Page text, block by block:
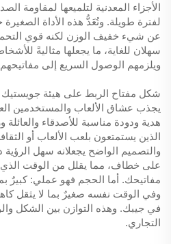
الأجزاء المعدنية لتلميعها لمقاومة
لفترة طويلة. وتُعَدُّ هذه الأداة
عن شيء خفيف الوزن لكنه قوي
سهلان للغاية، ما يجعلها مثاليةً
ويلزمهم الوصول السريع إلى
شكل مفتاح الربط على هيئة
يجذب عشاق الألعاب والمستخدمين
هدية ودودة مناسبة للأصدقاء والعائلة
الذين يستمتعون بلعب الألعاب أو
والتصميم الواضح يجعلانه سهل الرؤية
على خطاف، مما يقلل من الوقت
مفاتيحك. أما الحجم فهو عملي: كبيرٌ
وفي الوقت نفسه صغيرٌ بما لا يثقل
في جيبك. وهذه التوازن بين الشكل
التجاري.